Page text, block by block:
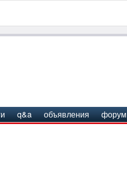
q&a объявления форум